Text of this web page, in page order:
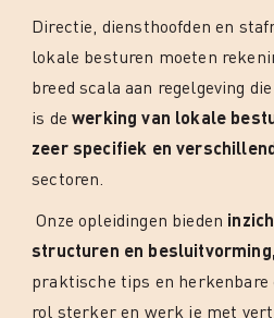
Directie, diensthoofden en
lokale besturen moeten
breed scala aan regelgeving
is dewerking van lokale
zeer specifiek en
sectoren.
Onze opleidingen bieden
structuren en
praktische tips en herkenbare
rol sterker en werk je met